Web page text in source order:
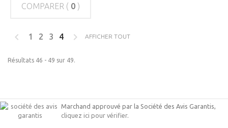
COMPARER ( 0 )
AFFICHER TOUT
1 2 3 4
Résultats 46 - 49 sur 49.
Marchand approuvé par la Société des Avis Garantis,
cliquez ici pour vérifier.